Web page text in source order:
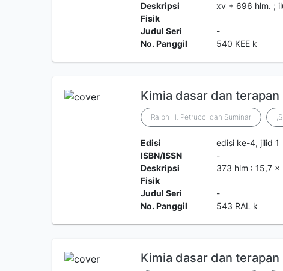
Deskripsi
Fisik
xv + 696 hlm. ;
Judul Seri
-
No. Panggil
540 KEE k
Kimia dasar dan
Ralph H. Petrucci dan Suminar
Edisi
edisi ke-4, jilid 1
ISBN/ISSN
-
Deskripsi
Fisik
373 hlm : 15,7 x
Judul Seri
-
No. Panggil
543 RAL k
Kimia dasar dan